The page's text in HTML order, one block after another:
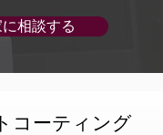
相談する
コーティング